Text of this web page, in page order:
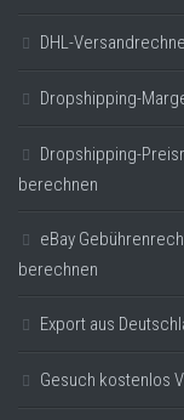
DHL-
Dropshipping-
Dropshipping-
berechnen
eBay
berechnen
Export aus
Gesuch kostenlos